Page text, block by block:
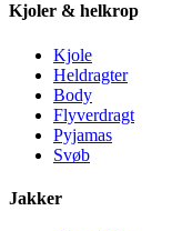
Kjoler & helkrop
Kjole
Heldragter
Body
Flyverdragt
Pyjamas
Svøb
Jakker